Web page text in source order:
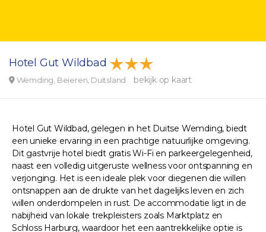
Hotel Gut Wildbad
Wemding, Beieren, Duitsland bekijk op kaart
Hotel Gut Wildbad, gelegen in het Duitse Wemding, biedt
een unieke ervaring in een prachtige natuurlijke omgeving.
Dit gastvrije hotel biedt gratis Wi-Fi en parkeergelegenheid,
naast een volledig uitgeruste wellness voor ontspanning en
verjonging. Het is een ideale plek voor diegenen die willen
ontsnappen aan de drukte van het dagelijks leven en zich
willen onderdompelen in rust. De accommodatie ligt in de
nabijheid van lokale trekpleisters zoals Marktplatz en
Schloss Harburg, waardoor het een aantrekkelijke optie is